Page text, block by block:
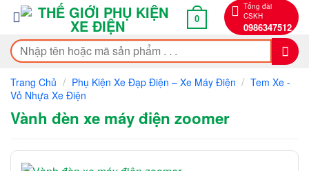
qua
nội
dung
0
Tổng đài
CSKH
0986347512
Tìm
kiếm:
Trang Chủ / Phụ Kiện Xe Đạp Điện – Xe Máy Điện / Tem Xe -
Vỏ Nhựa Xe Điện
Vành đèn xe máy điện zoomer